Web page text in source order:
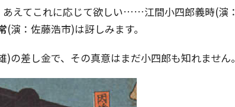
えてこれに応じて欲しい……江間小四郎義時(演：
(演：佐藤浩市)は訝しみます。
)の差し金で、その真意はまだ小四郎も知れません。